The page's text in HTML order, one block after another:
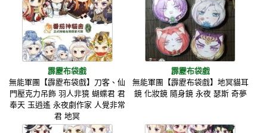
霹靂布袋戲
無能軍團【霹靂布袋戲】刀客、仙
門壓克力吊飾 羽人非獍 蝴蝶君 君
奉天 玉逍遙 永夜劇作家 人覺非常
君 地冥
霹靂布袋戲
無能軍團【霹靂布袋戲】地冥貓耳
鏡 化妝鏡 隨身鏡 永夜 瑟斯 奇夢